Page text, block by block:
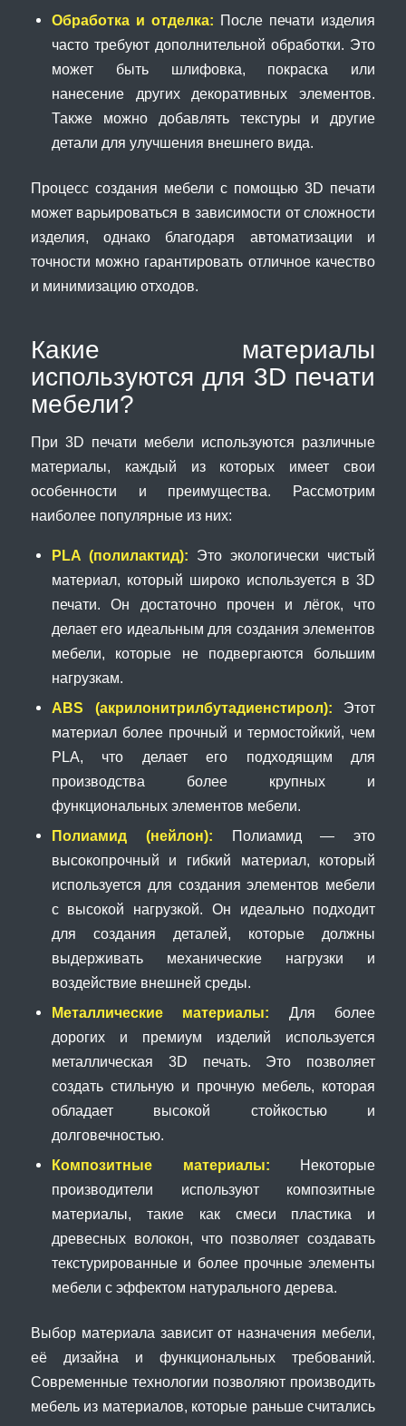
Обработка и отделка: После печати изделия
часто требуют дополнительной обработки. Это
может быть шлифовка, покраска или
нанесение других декоративных элементов.
Также можно добавлять текстуры и другие
детали для улучшения внешнего вида.
Процесс создания мебели с помощью 3D печати
может варьироваться в зависимости от сложности
изделия, однако благодаря автоматизации и
точности можно гарантировать отличное качество
и минимизацию отходов.
Какие материалы
используются для 3D печати
мебели?
При 3D печати мебели используются различные
материалы, каждый из которых имеет свои
особенности и преимущества. Рассмотрим
наиболее популярные из них:
PLA (полилактид): Это экологически чистый
материал, который широко используется в 3D
печати. Он достаточно прочен и лёгок, что
делает его идеальным для создания элементов
мебели, которые не подвергаются большим
нагрузкам.
ABS (акрилонитрилбутадиенстирол): Этот
материал более прочный и термостойкий, чем
PLA, что делает его подходящим для
производства более крупных и
функциональных элементов мебели.
Полиамид (нейлон): Полиамид — это
высокопрочный и гибкий материал, который
используется для создания элементов мебели
с высокой нагрузкой. Он идеально подходит
для создания деталей, которые должны
выдерживать механические нагрузки и
воздействие внешней среды.
Металлические материалы: Для более
дорогих и премиум изделий используется
металлическая 3D печать. Это позволяет
создать стильную и прочную мебель, которая
обладает высокой стойкостью и
долговечностью.
Композитные материалы: Некоторые
производители используют композитные
материалы, такие как смеси пластика и
древесных волокон, что позволяет создавать
текстурированные и более прочные элементы
мебели с эффектом натурального дерева.
Выбор материала зависит от назначения мебели,
её дизайна и функциональных требований.
Современные технологии позволяют производить
мебель из материалов, которые раньше считались